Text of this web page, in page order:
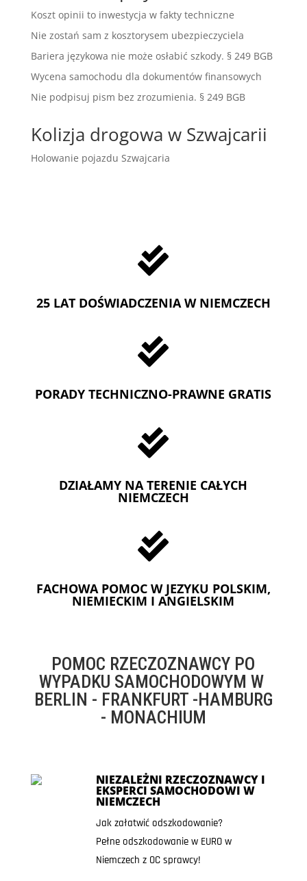
Koszt opinii to inwestycja w fakty techniczne
Nie zostań sam z kosztorysem ubezpieczyciela
Bariera językowa nie może osłabić szkody. § 249 BGB
Wycena samochodu dla dokumentów finansowych
Nie podpisuj pism bez zrozumienia. § 249 BGB
Kolizja drogowa w Szwajcarii
Holowanie pojazdu Szwajcaria

25 LAT DOŚWIADCZENIA W NIEMCZECH

PORADY TECHNICZNO-PRAWNE GRATIS

DZIAŁAMY NA TERENIE CAŁYCH
NIEMCZECH

FACHOWA POMOC W JEZYKU POLSKIM,
NIEMIECKIM I ANGIELSKIM
POMOC RZECZOZNAWCY PO
WYPADKU SAMOCHODOWYM W
BERLIN - FRANKFURT -HAMBURG
- MONACHIUM
NIEZALEŻNI RZECZOZNAWCY I
EKSPERCI SAMOCHODOWI W
NIEMCZECH
Jak załatwić odszkodowanie?
Pełne odszkodowanie w EURO w
Niemczech z OC sprawcy!